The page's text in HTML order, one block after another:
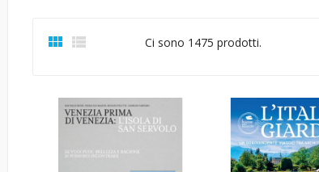
  Ci sono 1475 prodotti.